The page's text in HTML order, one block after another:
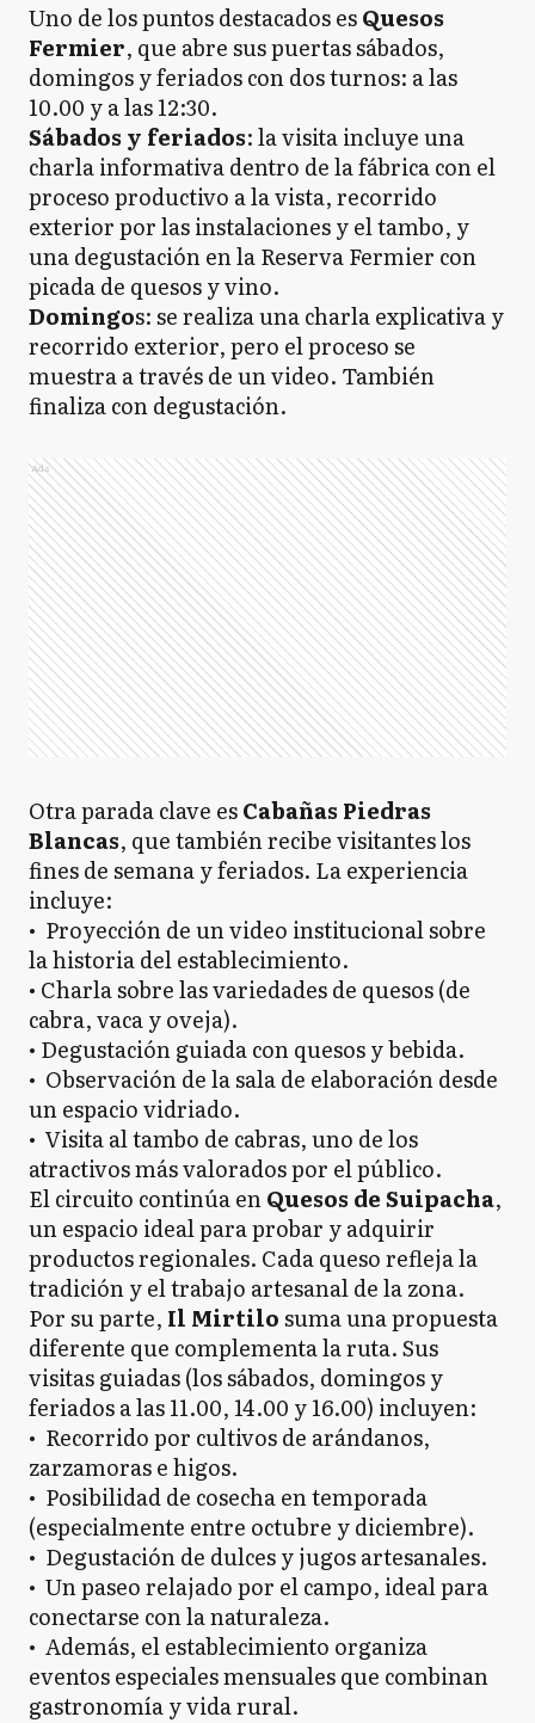
Uno de los puntos destacados esQuesos
Fermier, que abre sus puertas sábados,
domingos y feriados con dos turnos: a las
10.00 y a las 12:30.
Sábados y feriados: la visita incluye una
charla informativa dentro de la fábrica con el
proceso productivo a la vista, recorrido
exterior por las instalaciones y el tambo, y
una degustación en la Reserva Fermier con
picada de quesos y vino.
Domingos: se realiza una charla explicativa y
recorrido exterior, pero el proceso se
muestra a través de un video. También
finaliza con degustación.
Ads
Otra parada clave esCabañas Piedras
Blancas, que también recibe visitantes los
fines de semana y feriados. La experiencia
incluye:
• Proyección de un video institucional sobre
la historia del establecimiento.
• Charla sobre las variedades de quesos (de
cabra, vaca y oveja).
• Degustación guiada con quesos y bebida.
• Observación de la sala de elaboración desde
un espacio vidriado.
• Visita al tambo de cabras, uno de los
atractivos más valorados por el público.
El circuito continúa enQuesos de Suipacha,
un espacio ideal para probar y adquirir
productos regionales. Cada queso refleja la
tradición y el trabajo artesanal de la zona.
Por su parte, Il Mirtilosuma una propuesta
diferente que complementa la ruta. Sus
visitas guiadas (los sábados, domingos y
feriados a las 11.00, 14.00 y 16.00) incluyen:
• Recorrido por cultivos de arándanos,
zarzamoras e higos.
• Posibilidad de cosecha en temporada
(especialmente entre octubre y diciembre).
• Degustación de dulces y jugos artesanales.
• Un paseo relajado por el campo, ideal para
conectarse con la naturaleza.
• Además, el establecimiento organiza
eventos especiales mensuales que combinan
gastronomía y vida rural.